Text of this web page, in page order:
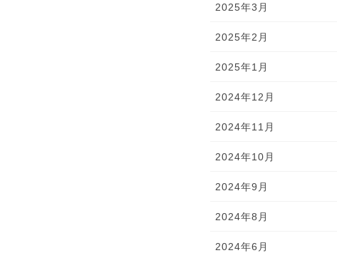
2025年3月
2025年2月
2025年1月
2024年12月
2024年11月
2024年10月
2024年9月
2024年8月
2024年6月